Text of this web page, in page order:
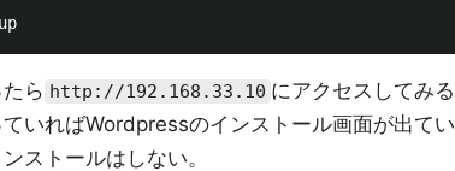
ら http://192.168.33.10 にアクセスしてみる
いればWordpressのインストール画面が出てい
ストールはしない。